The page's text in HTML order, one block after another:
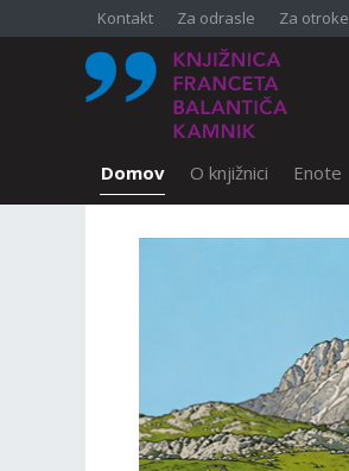
SKOČI DO OSREDNJE VSEBINE
Kontakt Za odrasle Za otroke
Domov O knjižnici Enote